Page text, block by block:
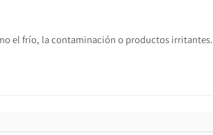
el frío, la contaminación o productos irritantes.